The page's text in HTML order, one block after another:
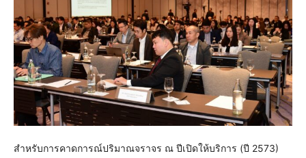
สำหรับการคาดการณ์ปริมาณจราจร ณ ปีเปิดให้บริการ (ปี 2573)